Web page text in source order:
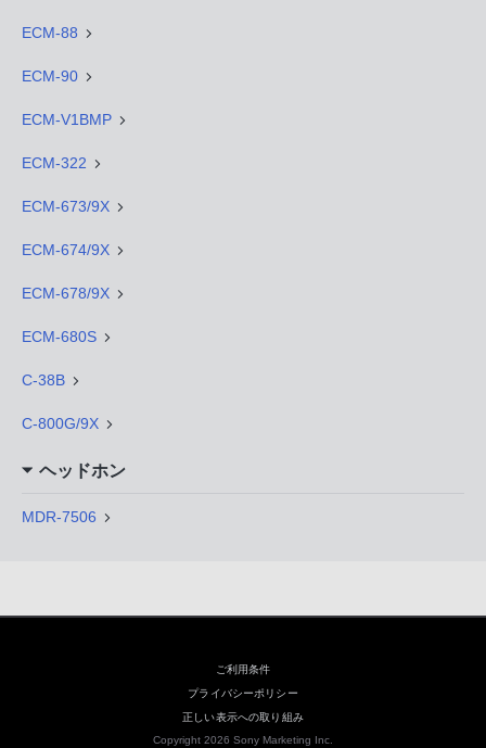
ECM-88
ECM-90
ECM-V1BMP
ECM-322
ECM-673/9X
ECM-674/9X
ECM-678/9X
ECM-680S
C-38B
C-800G/9X
ヘッドホン
MDR-7506
ご利用条件
プライバシーポリシー
正しい表示への取り組み
Copyright 2026 Sony Marketing Inc.